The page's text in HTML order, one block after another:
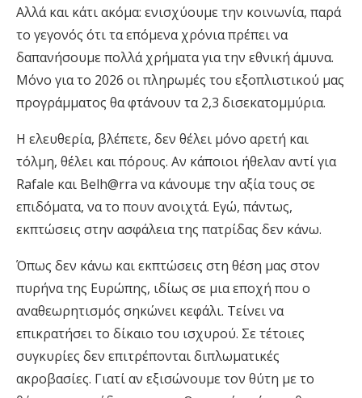
Αλλά και κάτι ακόμα: ενισχύουμε την κοινωνία, παρά
το γεγονός ότι τα επόμενα χρόνια πρέπει να
δαπανήσουμε πολλά χρήματα για την εθνική άμυνα.
Μόνο για το 2026 οι πληρωμές του εξοπλιστικού μας
προγράμματος θα φτάνουν τα 2,3 δισεκατομμύρια.
Η ελευθερία, βλέπετε, δεν θέλει μόνο αρετή και
τόλμη, θέλει και πόρους. Αν κάποιοι ήθελαν αντί για
Rafale και Belh@rra να κάνουμε την αξία τους σε
επιδόματα, να το πουν ανοιχτά. Εγώ, πάντως,
εκπτώσεις στην ασφάλεια της πατρίδας δεν κάνω.
Όπως δεν κάνω και εκπτώσεις στη θέση μας στον
πυρήνα της Ευρώπης, ιδίως σε μια εποχή που ο
αναθεωρητισμός σηκώνει κεφάλι. Τείνει να
επικρατήσει το δίκαιο του ισχυρού. Σε τέτοιες
συγκυρίες δεν επιτρέπονται διπλωματικές
ακροβασίες. Γιατί αν εξισώνουμε τον θύτη με το